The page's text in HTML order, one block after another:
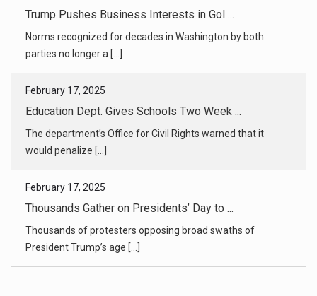
Education Dept. Gives Schools Two Week ...
The department’s Office for Civil Rights warned that it
would penalize [...]
February 17, 2025
Thousands Gather on Presidents’ Day to ...
Thousands of protesters opposing broad swaths of
President Trump’s age [...]
February 17, 2025
Can the Federal Reserve Look Past Trum ...
Top officials are grappling with how to handle potential price
increas [...]